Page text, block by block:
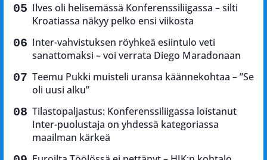
Ilves oli helisemässä Konferenssiliigassa – silti
Kroatiassa näkyy pelko ensi viikosta
Inter-vahvistuksen röyhkeä esiintulo veti
sanattomaksi – voi verrata Diego Maradonaan
Teemu Pukki muisteli uransa käännekohtaa – ”Se
oli uusi alku”
Tilastopaljastus: Konferenssiliigassa loistanut
Inter-puolustaja on yhdessä kategoriassa
maailman kärkeä